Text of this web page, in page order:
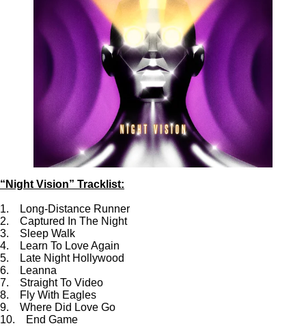
“Night Vision” Tracklist:
1. Long-Distance Runner
2. Captured In The Night
3. Sleep Walk
4. Learn To Love Again
5. Late Night Hollywood
6. Leanna
7. Straight To Video
8. Fly With Eagles
9. Where Did Love Go
10. End Game